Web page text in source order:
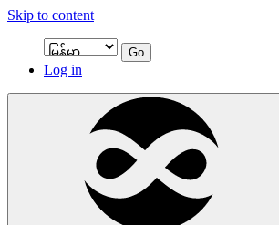
Skip to content
Go
Log in